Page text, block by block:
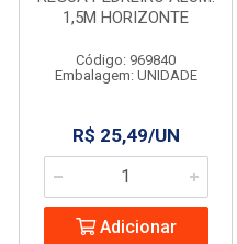
1,5M HORIZONTE
Código: 969840
Embalagem: UNIDADE
R$ 25,49/UN
Adicionar